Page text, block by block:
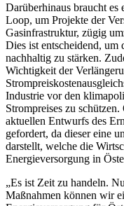
Darüberhinaus braucht
Loop, um Projekte der
Gasinfrastruktur, zügig
Dies ist entscheidend, um
nachhaltig zu stärken.
Wichtigkeit der
Industrie vor den
Strompreises zu
aktuellen Entwurfs des
gefordert, da dieser eine
darstellt, welche die
Energieversorgung in
„Es ist Zeit zu handeln.
Maßnahmen können wir